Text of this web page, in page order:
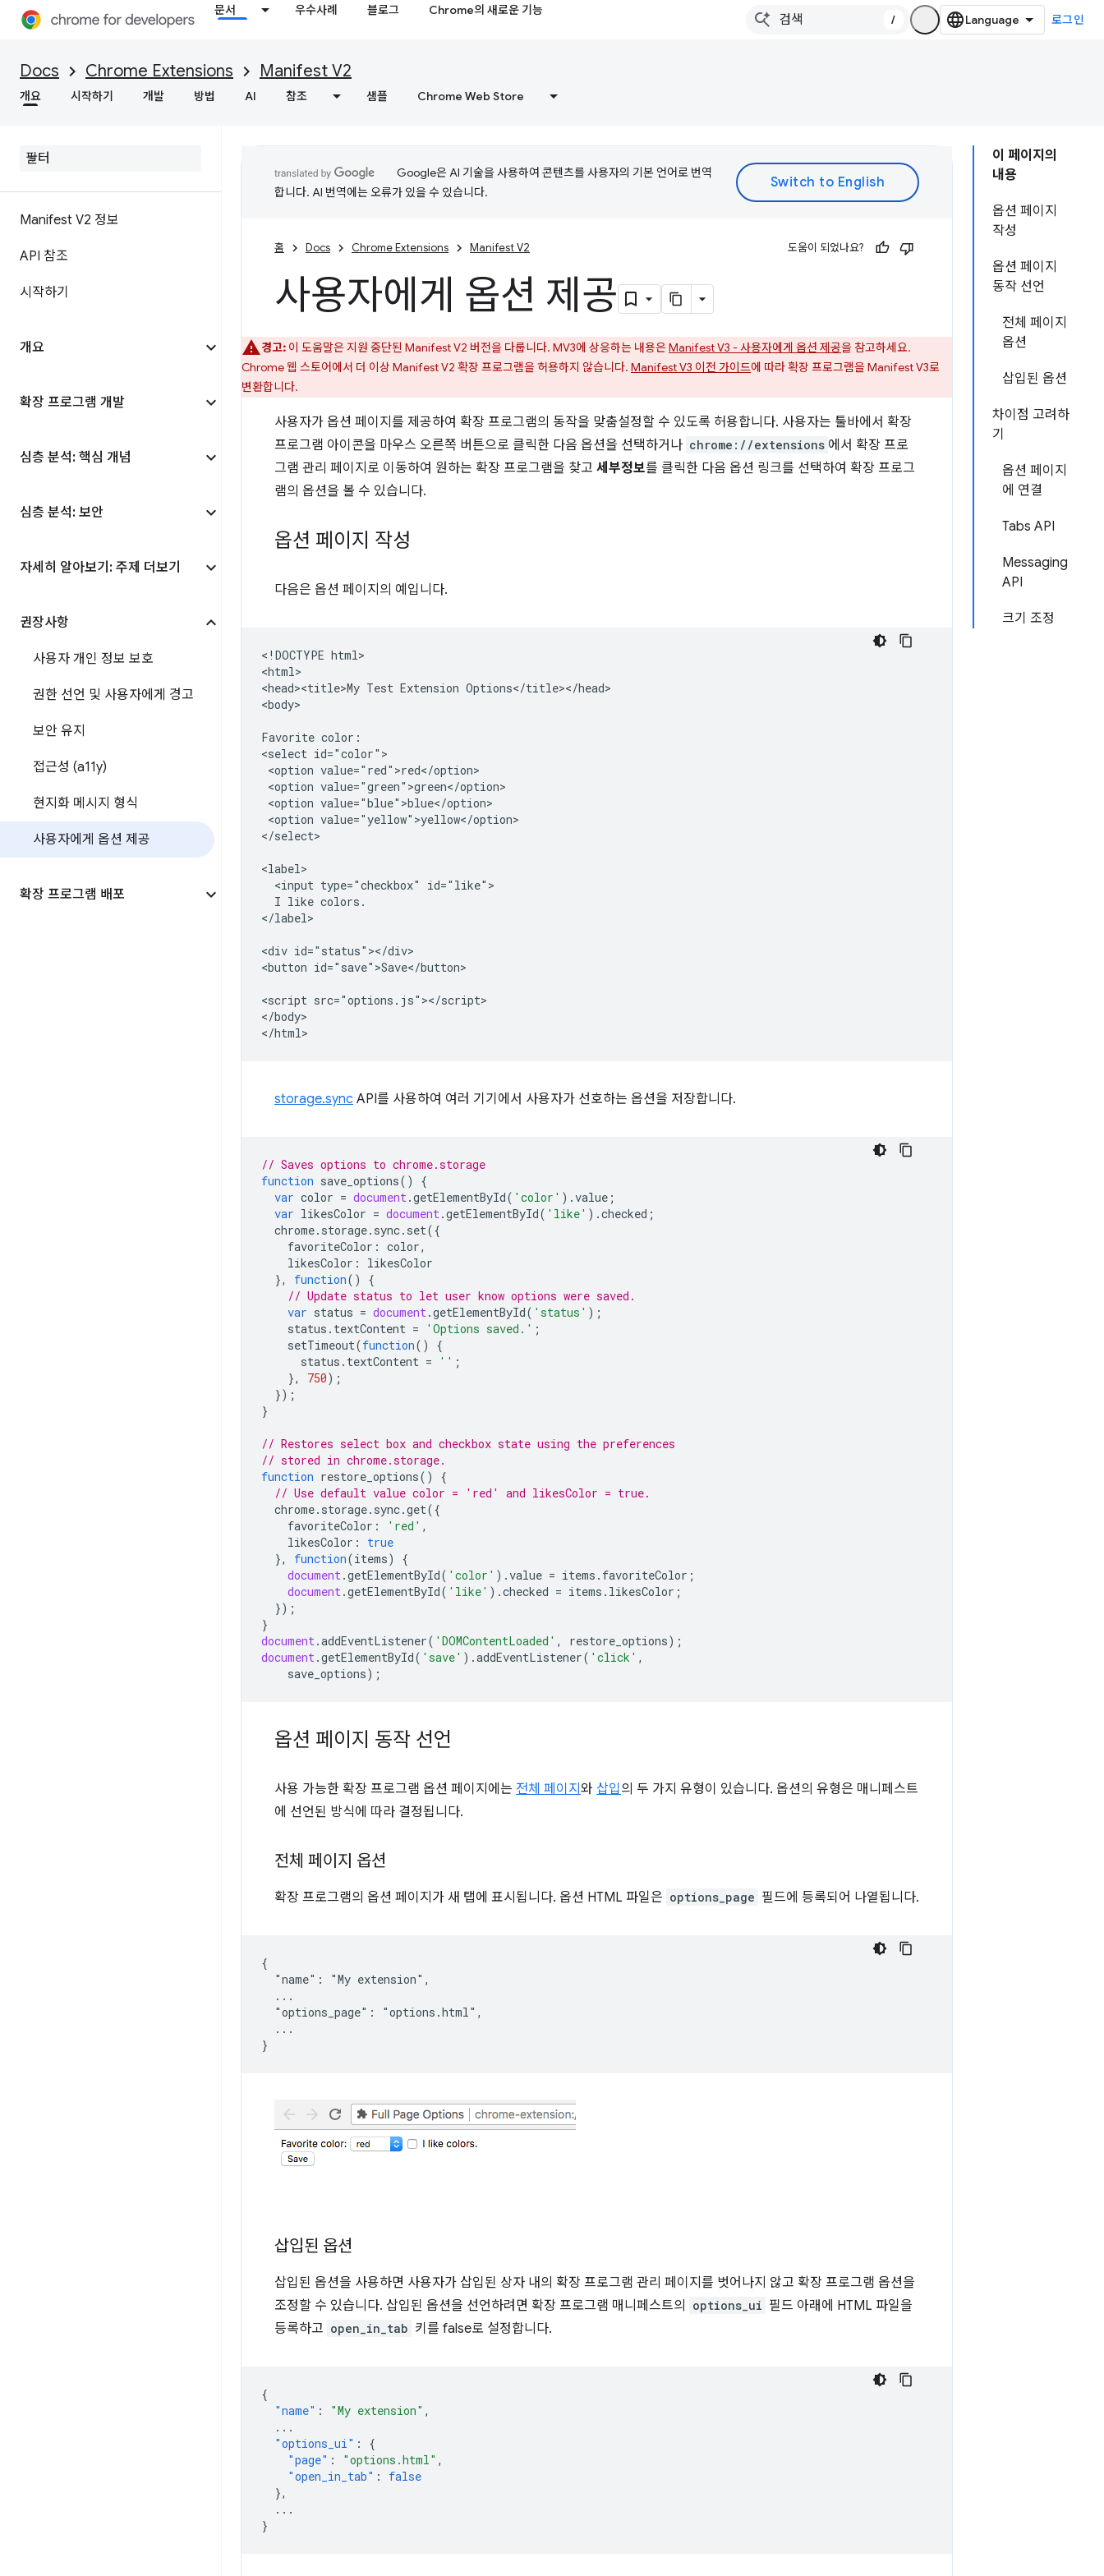
문서 우수사례 블로그 Chrome의 새로운 기능
/ 로그인
Docs Chrome Extensions Manifest V2
개요 시작하기 개발 방법 AI 참조 샘플 Chrome Web Store
Manifest V2 정보
API 참조
시작하기
개요
확장 프로그램 개발
심층 분석: 핵심 개념
심층 분석: 보안
자세히 알아보기: 주제 더보기
권장사항
사용자 개인 정보 보호
권한 선언 및 사용자에게 경고
보안 유지
접근성 (a11y)
현지화 메시지 형식
사용자에게 옵션 제공
확장 프로그램 배포
이 페이지의
내용
옵션 페이지
작성
옵션 페이지
동작 선언
전체 페이지
옵션
삽입된 옵션
차이점 고려하
기
옵션 페이지
에 연결
Tabs API
Messaging
API
크기 조정
Google은 AI 기술을 사용하여 콘텐츠를 사용자의 기본 언어로 번역
합니다. AI 번역에는 오류가 있을 수 있습니다.
홈 Docs Chrome Extensions Manifest V2 도움이 되었나요?
사용자에게 옵션 제공
경고: 이 도움말은 지원 중단된 Manifest V2 버전을 다룹니다. MV3에 상응하는 내용은Manifest V3 - 사용자에게 옵션 제공을 참고하세요.
Chrome 웹 스토어에서 더 이상 Manifest V2 확장 프로그램을 허용하지 않습니다. Manifest V3 이전 가이드에 따라 확장 프로그램을 Manifest V3로
변환합니다.
사용자가 옵션 페이지를 제공하여 확장 프로그램의 동작을 맞춤설정할 수 있도록 허용합니다. 사용자는 툴바에서 확장
프로그램 아이콘을 마우스 오른쪽 버튼으로 클릭한 다음 옵션을 선택하거나 chrome://extensions 에서 확장 프로
그램 관리 페이지로 이동하여 원하는 확장 프로그램을 찾고 세부정보를 클릭한 다음 옵션 링크를 선택하여 확장 프로그
램의 옵션을 볼 수 있습니다.
옵션 페이지 작성
다음은 옵션 페이지의 예입니다.
<!DOCTYPE html>
<html>
<head><title>My Test Extension Options</title></head>
<body>
Favorite color:
<select id="color">
<option value="red">red</option>
<option value="green">green</option>
<option value="blue">blue</option>
<option value="yellow">yellow</option>
</select>
<label>
  <input type="checkbox" id="like">
  I like colors.
</label>
<div id="status"></div>
<button id="save">Save</button>
<script src="options.js"></script>
</body>
storage.sync API를 사용하여 여러 기기에서 사용자가 선호하는 옵션을 저장합니다.
// Saves options to chrome.storage
function save_options()
{
var color = document.getElementById( 'color' ).value ;
var likesColor = document.getElementById( 'like' ).checked ;
chrome. storage. sync. set({
favoriteColor : color,
likesColor :
likesColor
},
function()
{
// Update status to let user know options were saved.
var status = document.getElementById( 'status' );
status . textContent = 'Options saved.' ;
setTimeout(function()
{
status . textContent = '' ;
},
750);
});
}
// Restores select box and checkbox state using the preferences
// stored in chrome.storage.
function restore_options()
{
// Use default value color = 'red' and likesColor = true.
chrome. storage. sync.get({
favoriteColor : 'red' ,
likesColor :
true
},
function(items)
{
document.getElementById( 'color' ).value = items . favoriteColor ;
document.getElementById( 'like' ).checked = items . likesColor ;
});
}
document.addEventListener( 'DOMContentLoaded' , restore_options);
document.getElementById( 'save' ).addEventListener( 'click' ,
save_options);
옵션 페이지 동작 선언
사용 가능한 확장 프로그램 옵션 페이지에는 전체 페이지 와 삽입 의 두 가지 유형이 있습니다. 옵션의 유형은 매니페스트
에 선언된 방식에 따라 결정됩니다.
전체 페이지 옵션
확장 프로그램의 옵션 페이지가 새 탭에 표시됩니다. 옵션 HTML 파일은 options_page 필드에 등록되어 나열됩니다.
{
  "name": "My extension",
  ...
  "options_page": "options.html",
  ...
삽입된 옵션
삽입된 옵션을 사용하면 사용자가 삽입된 상자 내의 확장 프로그램 관리 페이지를 벗어나지 않고 확장 프로그램 옵션을
조정할 수 있습니다. 삽입된 옵션을 선언하려면 확장 프로그램 매니페스트의
options_ui 필드 아래에 HTML 파일을
등록하고 open_in_tab 키를 false로 설정합니다.
{
"name" : "My extension" ,
...
"options_ui" :
{
"page" : "options.html" ,
"open_in_tab" :
false
},
...
}